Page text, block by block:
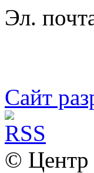
Эл.
Сайт
© Центр